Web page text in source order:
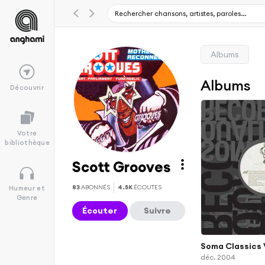
Découvrir
Votre
bibliothèque
Humeur et
Genre
Scott Grooves
83ABONNÉS 4.5K ÉCOUTES
Écouter Suivre
Albums
Albums
Soma Classics
déc. 2004